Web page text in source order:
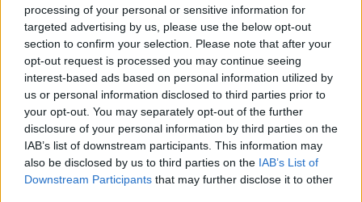
processing of your personal or sensitive information for
targeted advertising by us, please use the below opt-out
section to confirm your selection. Please note that after your
opt-out request is processed you may continue seeing
interest-based ads based on personal information utilized by
us or personal information disclosed to third parties prior to
your opt-out. You may separately opt-out of the further
disclosure of your personal information by third parties on the
IAB’s list of downstream participants. This information may
also be disclosed by us to third parties on the IAB’s List of
Downstream Participants that may further disclose it to other
In evidenza